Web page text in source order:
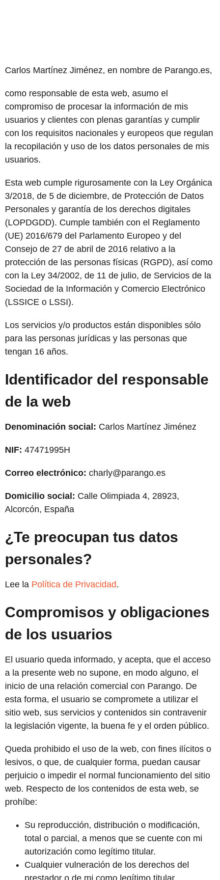
Carlos Martínez Jiménez, en nombre de Parango.es,
como responsable de esta web, asumo el
compromiso de procesar la información de mis
usuarios y clientes con plenas garantías y cumplir
con los requisitos nacionales y europeos que regulan
la recopilación y uso de los datos personales de mis
usuarios.
Esta web cumple rigurosamente con la Ley Orgánica
3/2018, de 5 de diciembre, de Protección de Datos
Personales y garantía de los derechos digitales
(LOPDGDD). Cumple también con el Reglamento
(UE) 2016/679 del Parlamento Europeo y del
Consejo de 27 de abril de 2016 relativo a la
protección de las personas físicas (RGPD), así como
con la Ley 34/2002, de 11 de julio, de Servicios de la
Sociedad de la Información y Comercio Electrónico
(LSSICE o LSSI).
Los servicios y/o productos están disponibles sólo
para las personas jurídicas y las personas que
tengan 16 años.
Identificador del responsable
de la web
Denominación social: Carlos Martínez Jiménez
NIF: 47471995H
Correo electrónico: charly@parango.es
Domicilio social: Calle Olimpiada 4, 28923,
Alcorcón, España
¿Te preocupan tus datos
personales?
Lee la Política de Privacidad.
Compromisos y obligaciones
de los usuarios
El usuario queda informado, y acepta, que el acceso
a la presente web no supone, en modo alguno, el
inicio de una relación comercial con Parango. De
esta forma, el usuario se compromete a utilizar el
sitio web, sus servicios y contenidos sin contravenir
la legislación vigente, la buena fe y el orden público.
Queda prohibido el uso de la web, con fines ilícitos o
lesivos, o que, de cualquier forma, puedan causar
perjuicio o impedir el normal funcionamiento del sitio
web. Respecto de los contenidos de esta web, se
prohíbe:
Su reproducción, distribución o modificación,
total o parcial, a menos que se cuente con mi
autorización como legítimo titular.
Cualquier vulneración de los derechos del
prestador o de mi como legítimo titular.